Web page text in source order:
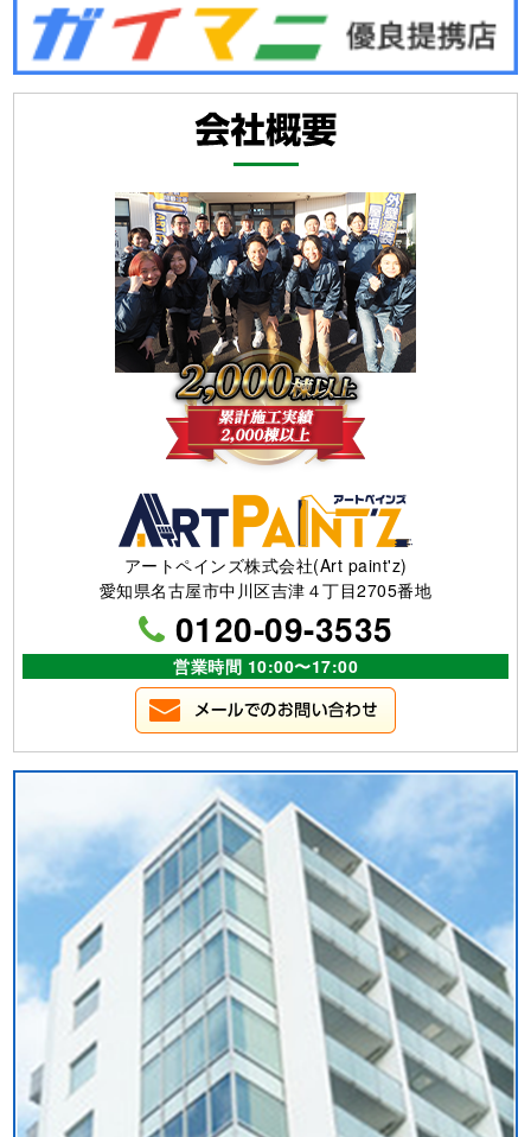
アートペインズ株式会社(Art paint'z)
愛知県名古屋市中川区吉津４丁目2705番地
0120-09-3535
営業時間 10:00〜17:00